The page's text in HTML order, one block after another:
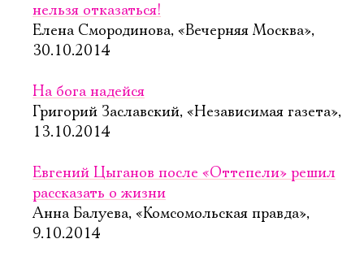
нельзя отказаться!
Елена Смородинова, «Вечерняя Москва»,
30.10.2014
На бога надейся
Григорий Заславский, «Независимая газета»,
13.10.2014
Евгений Цыганов после «Оттепели» решил
рассказать о жизни
Анна Балуева, «Комсомольская правда»,
9.10.2014